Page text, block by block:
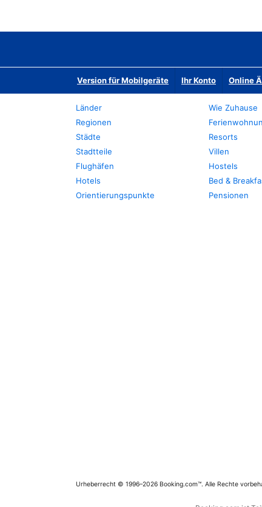
Version für Mobilgeräte Ihr Konto Online
Länder
Regionen
Städte
Stadtteile
Flughäfen
Hotels
Orientierungspunkte
Wie Zuhause
Resorts
Villen
Hostels
Bed &
Pensionen
Urheberrecht © 1996–2026 Booking.com™. Alle Rechte